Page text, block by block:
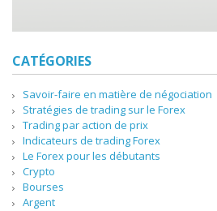
CATÉGORIES
Savoir-faire en matière de négociation
Stratégies de trading sur le Forex
Trading par action de prix
Indicateurs de trading Forex
Le Forex pour les débutants
Crypto
Bourses
Argent